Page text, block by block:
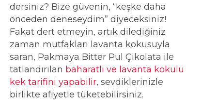
dersiniz? Bize güvenin, “keşke daha
önceden deneseydim” diyeceksiniz!
Fakat dert etmeyin, artık dilediğiniz
zaman mutfakları lavanta kokusuyla
saran, Pakmaya Bitter Pul Çikolata ile
tatlandırılan baharatlı ve lavanta kokulu
kek tarifini yapabilir, sevdiklerinizle
birlikte afiyetle tüketebilirsiniz.